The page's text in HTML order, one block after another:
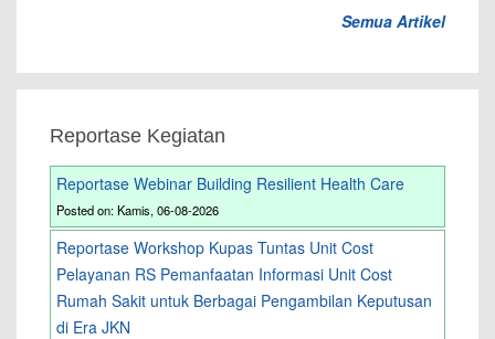
Semua Artikel
Reportase Kegiatan
Reportase Webinar Building Resilient Health Care
Posted on: Kamis, 06-08-2026
Reportase Workshop Kupas Tuntas Unit Cost
Pelayanan RS Pemanfaatan Informasi Unit Cost
Rumah Sakit untuk Berbagai Pengambilan Keputusan
di Era JKN